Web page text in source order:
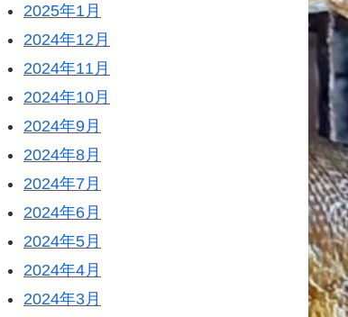
2025年1月
2024年12月
2024年11月
2024年10月
2024年9月
2024年8月
2024年7月
2024年6月
2024年5月
2024年4月
2024年3月